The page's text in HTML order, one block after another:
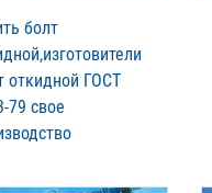
болт
откидной ГОСТ
79 свое